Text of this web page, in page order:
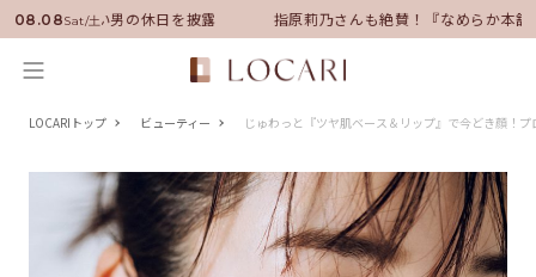
08.08Sat/土
に就任！いい男の休日を披露 指原莉乃さんも絶賛！『なめらか本舗
LOCARIトップ ビューティー じゅわっと『ツヤ肌ベース＆リップ』で今どき顔！